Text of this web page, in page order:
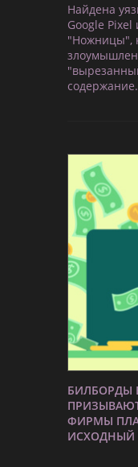
Найдена
Google
"Ножницы",
содержание.
БИЛБОРДЫ
ФИРМЫ
ИСХОДНЫЙ